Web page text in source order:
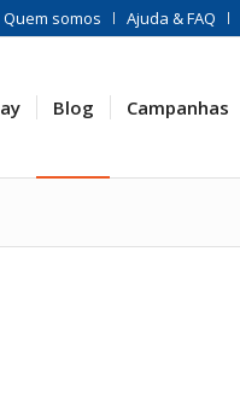
Quem somos Ajuda & FAQ
Blog Campanhas